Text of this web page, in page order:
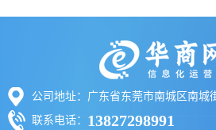
公司地址：广东省东莞市南城区南城
联系电话： 13827298991